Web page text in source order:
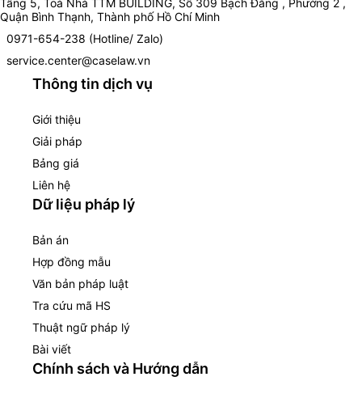
Tầng 5, Toà Nhà TTM BUILDING, Số 309 Bạch Đằng , Phường 2 ,
Quận Bình Thạnh, Thành phố Hồ Chí Minh
0971-654-238 (Hotline/ Zalo)
service.center@caselaw.vn
Thông tin dịch vụ
Giới thiệu
Giải pháp
Bảng giá
Liên hệ
Dữ liệu pháp lý
Bản án
Hợp đồng mẫu
Văn bản pháp luật
Tra cứu mã HS
Thuật ngữ pháp lý
Bài viết
Chính sách và Hướng dẫn